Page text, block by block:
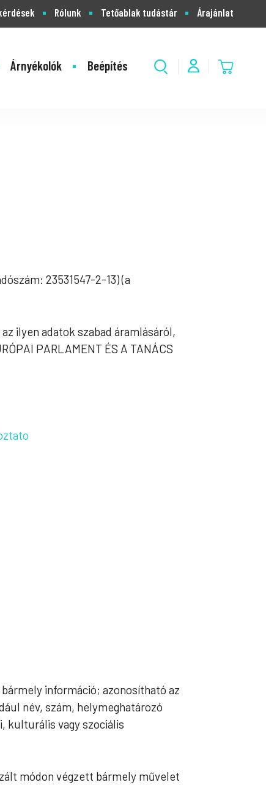
Rólunk Tetőablak tudástár Árajánlat
Árnyékolók Beépítés
23531547-2-13) (a
ilyen adatok szabad áramlásáról,
PARLAMENT ÉS A TANÁCS
információ; azonosítható az
név, szám, helymeghatározó
kulturális vagy szociális
módon végzett bármely művelet